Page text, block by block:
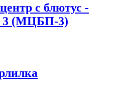
с блютус -
3 (МЦБП-3)